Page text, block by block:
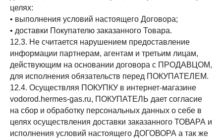
целях:
• выполнения условий настоящего Договора;
• доставки Покупателю заказанного Товара.
12.3. Не считается нарушением предоставление
информации партнерам, агентам и третьим лицам,
действующим на основании договора с ПРОДАВЦОМ,
для исполнения обязательств перед ПОКУПАТЕЛЕМ.
12.4. Осуществляя ПОКУПКУ в интернет-магазине
vodorod.hermes-gas.ru, ПОКУПАТЕЛЬ дает согласие
на сбор и обработку персональных данных о себе в
целях осуществления доставки заказанного ТОВАРА и
исполнения условий настоящего ДОГОВОРА а так же